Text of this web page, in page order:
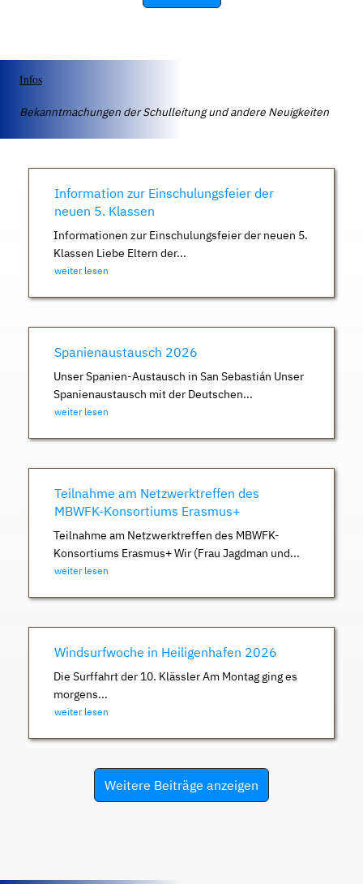
Infos
Bekanntmachungen der Schulleitung und andere Neuigkeiten
Information zur Einschulungsfeier der
neuen 5. Klassen
Informationen zur Einschulungsfeier der neuen 5.
Klassen Liebe Eltern der...
weiter lesen
Spanienaustausch 2026
Unser Spanien-Austausch in San Sebastián Unser
Spanienaustausch mit der Deutschen...
weiter lesen
Teilnahme am Netzwerktreffen des
MBWFK-Konsortiums Erasmus+
Teilnahme am Netzwerktreffen des MBWFK-
Konsortiums Erasmus+ Wir (Frau Jagdman und...
weiter lesen
Windsurfwoche in Heiligenhafen 2026
Die Surffahrt der 10. Klässler Am Montag ging es
morgens...
weiter lesen
Weitere Beiträge anzeigen